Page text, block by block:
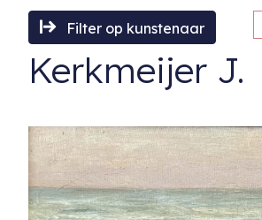
Filter op kunstenaar
Kerkmeijer J.